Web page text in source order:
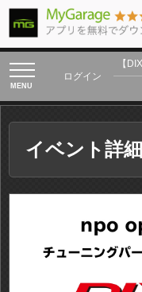
toggle
navigationログイン
【
イベント詳細